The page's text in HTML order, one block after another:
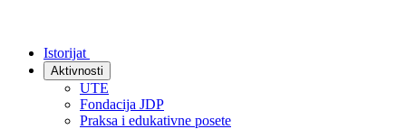
Istorijat
Aktivnosti
UTE
Fondacija JDP
Praksa i edukativne posete